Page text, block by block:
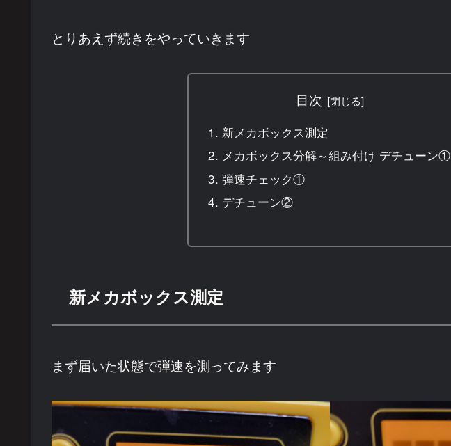
とりあえず続きをやっていきます
目次
新メカボックス測定
メカボックス分解～組み付け デチューン①
弾速チェック①
デチューン②
新メカボックス測定
まず届いた状態で弾速を測ってみます